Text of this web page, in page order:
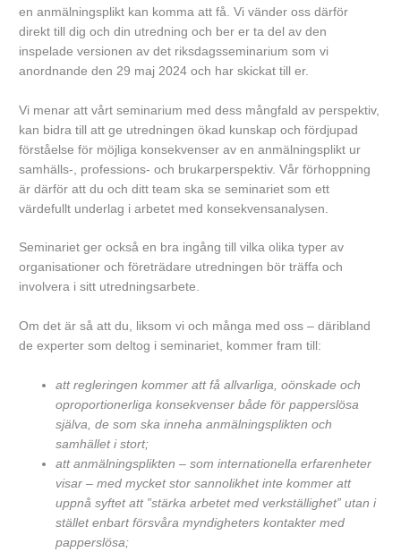
en anmälningsplikt kan komma att få. Vi vänder oss därför
direkt till dig och din utredning och ber er ta del av den
inspelade versionen av det riksdagsseminarium som vi
anordnande den 29 maj 2024 och har skickat till er.
Vi menar att vårt seminarium med dess mångfald av perspektiv,
kan bidra till att ge utredningen ökad kunskap och fördjupad
förståelse för möjliga konsekvenser av en anmälningsplikt ur
samhälls-, professions- och brukarperspektiv. Vår förhoppning
är därför att du och ditt team ska se seminariet som ett
värdefullt underlag i arbetet med konsekvensanalysen.
Seminariet ger också en bra ingång till vilka olika typer av
organisationer och företrädare utredningen bör träffa och
involvera i sitt utredningsarbete.
Om det är så att du, liksom vi och många med oss – däribland
de experter som deltog i seminariet, kommer fram till:
att regleringen kommer att få allvarliga, oönskade och
oproportionerliga konsekvenser både för papperslösa
själva, de som ska inneha anmälningsplikten och
samhället i stort;
att anmälningsplikten – som internationella erfarenheter
visar – med mycket stor sannolikhet inte kommer att
uppnå syftet att ”stärka arbetet med verkställighet” utan i
stället enbart försvåra myndigheters kontakter med
papperslösa;